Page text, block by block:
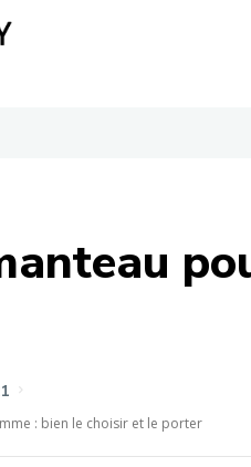
: bien le choisir et le porter